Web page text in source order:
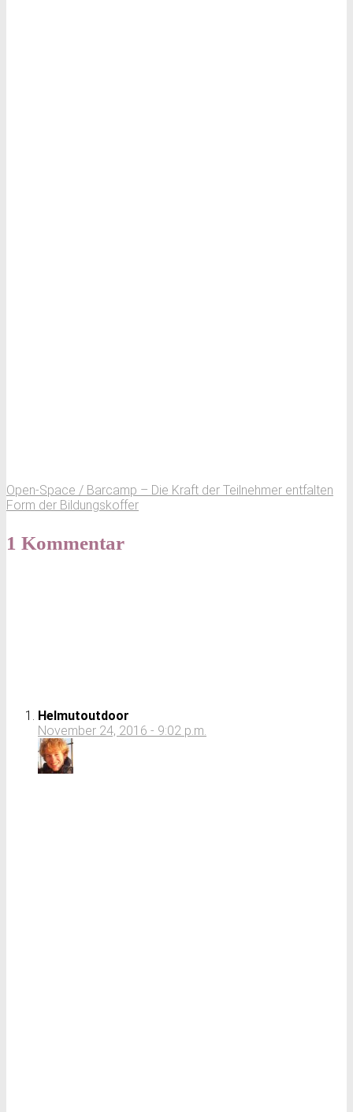
Open-Space / Barcamp – Die Kraft der Teilnehmer entfalten
Form der Bildungskoffer
1 Kommentar
Helmutoutdoor
November 24, 2016 - 9:02 p.m.